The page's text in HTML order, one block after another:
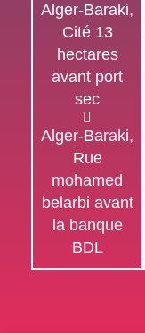
Alger-Baraki,
Cité 13
hectares
avant port
sec
Alger-Baraki,
Rue
mohamed
belarbi avant
la banque
BDL